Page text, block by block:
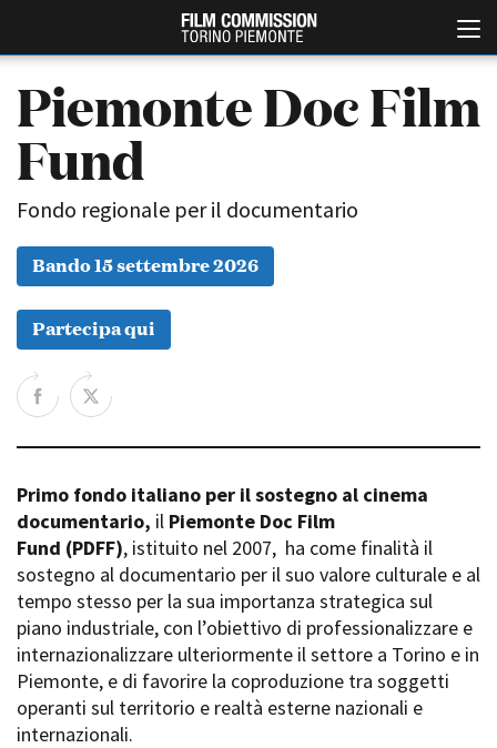
Chi siamo
Storia della Fondazione
Partner
Rete regionale
Bilancio sociale
Amministrazione
trasparente
Bandi e gare
Sostenibilità ambientale
SERVIZI
Servizi generali
Guarda che storia!
La Grazia - Immagini e
location della Torino di Paolo
Sorrentino
Open Day
Ciak in TOur!
FESTIVAL, MARKETS,
AWARDS
International Film Festival
Piemonte Doc Film
Fund
Fondo regionale per il documentario
Bando 15 settembre 2026
Partecipa qui
Primo fondo italiano per il sostegno al cinema
documentario, il Piemonte Doc Film
Fund (PDFF), istituito nel 2007, ha come finalità il
sostegno al documentario per il suo valore culturale e al
tempo stesso per la sua importanza strategica sul
piano industriale, con l’obiettivo di professionalizzare e
internazionalizzare ulteriormente il settore a Torino e in
Piemonte, e di favorire la coproduzione tra soggetti
operanti sul territorio e realtà esterne nazionali e
internazionali.